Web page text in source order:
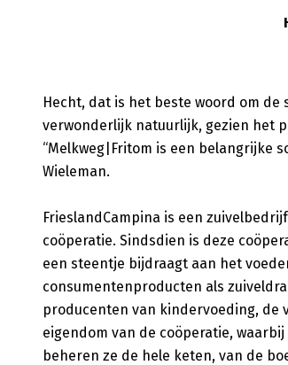
Hecht, dat is het beste woord om
verwonderlijk natuurlijk, gezien het
“Melkweg|Fritom is een belangrijke
Wieleman.
FrieslandCampina is een
coöperatie. Sindsdien is deze
een steentje bijdraagt aan het
consumentenproducten als
producenten van kindervoeding, de
eigendom van de coöperatie,
beheren ze de hele keten, van de